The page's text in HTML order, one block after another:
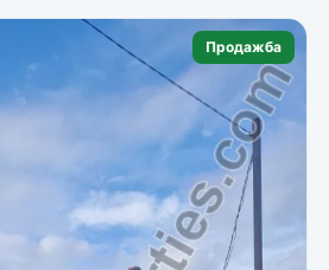
Продажба